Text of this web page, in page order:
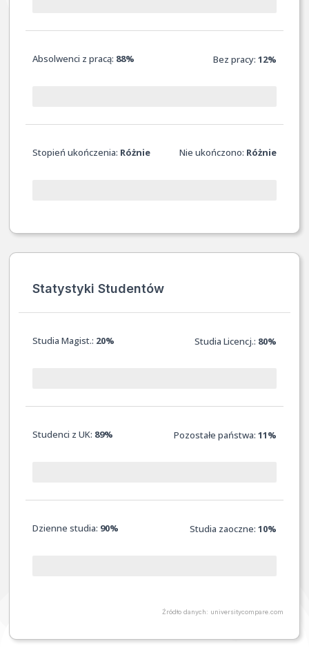
Absolwenci z pracą: 88% Bez pracy:12%
Stopień ukończenia: Różnie Nie ukończono: Różnie
Statystyki Studentów
Studia Magist.: 20% Studia Licencj.: 80%
Studenci z UK: 89% Pozostałe państwa:11%
Dzienne studia: 90% Studia zaoczne:10%
Źródło danych: universitycompare.com